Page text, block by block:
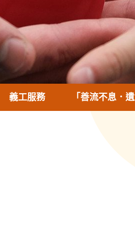
義工服務 「善流不息．